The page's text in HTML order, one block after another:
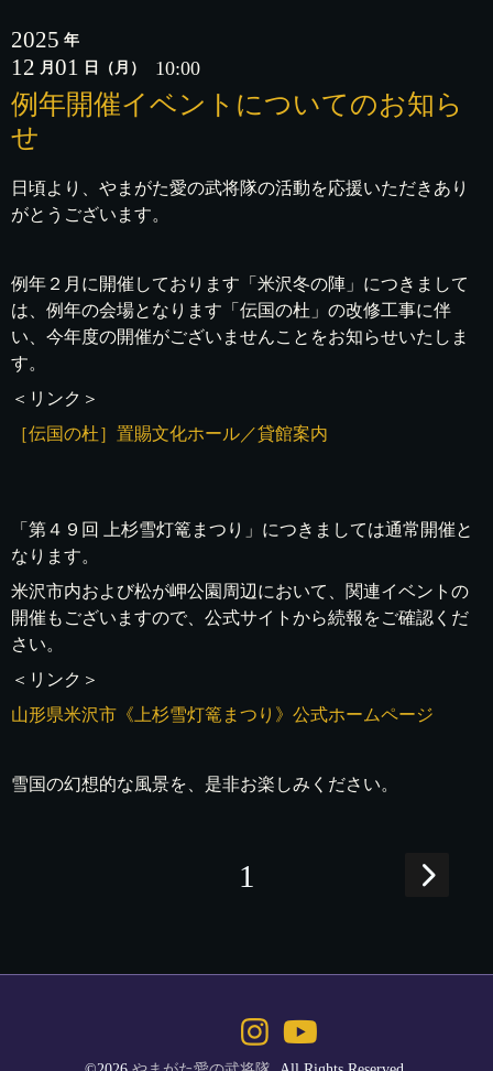
2025 年
12 月 01 日 （月） 10:00
例年開催イベントについてのお知ら
せ
日頃より、やまがた愛の武将隊の活動を応援いただきあり
がとうございます。
例年２月に開催しております「米沢冬の陣」につきまして
は、例年の会場となります「伝国の杜」の改修工事に伴
い、今年度の開催がございませんことをお知らせいたしま
す。
＜リンク＞
［伝国の杜］置賜文化ホール／貸館案内
「第４９回 上杉雪灯篭まつり」につきましては通常開催と
なります。
米沢市内および松が岬公園周辺において、関連イベントの
開催もございますので、公式サイトから続報をご確認くだ
さい。
＜リンク＞
山形県米沢市《上杉雪灯篭まつり》公式ホームページ
雪国の幻想的な風景を、是非お楽しみください。
1